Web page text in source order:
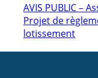
AVIS PUBLIC –
Projet de
lotissement